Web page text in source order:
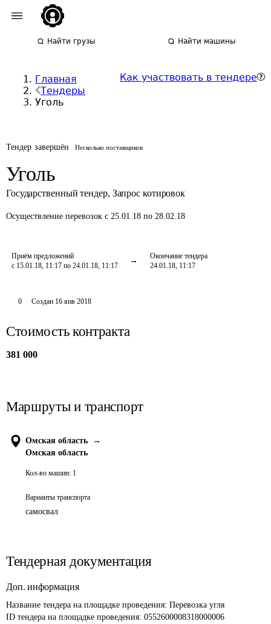
Найти грузы Найти машины
Главная
Тендеры
Уголь
Как участвовать в тендере
Тендер завершён Несколько поставщиков
Уголь
Государственный тендер, Запрос котировок
Осуществление перевозок с 25.01.18 по 28.02.18
Приём предложений
с 15.01.18, 11:17 по 24.01.18, 11:17
Окончание тендера
24.01.18, 11:17
0 Создан 16 янв 2018
Стоимость контракта
381 000
Маршруты и транспорт
Омская область
→
Омская область
Кол-во машин: 1
Варианты транспорта
самосвал
Тендерная документация
Доп. информация
Название тендера на площадке проведения: Перевозка угля
ID тендера на площадке проведения: 0552600008318000006